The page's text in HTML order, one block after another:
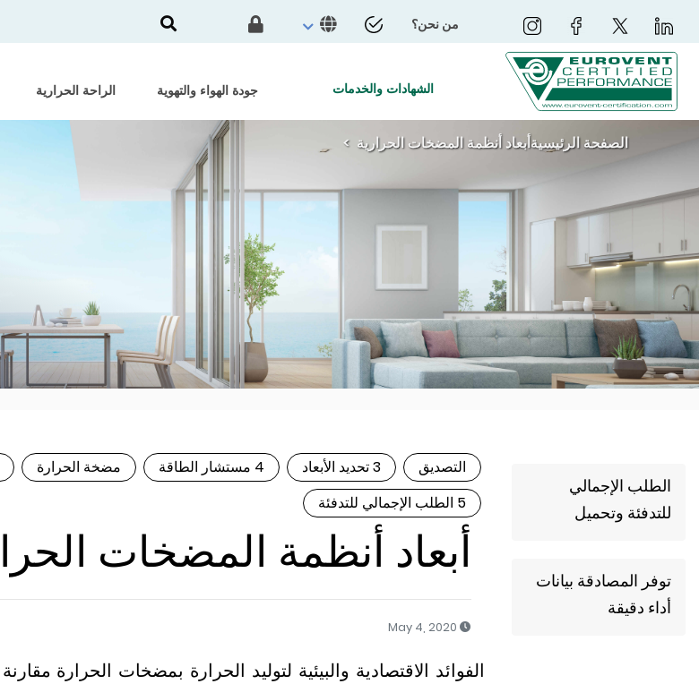
من نحن؟
الشهادات والخدمات جودة الهواء والتهوية الراحة الحرارية
الصفحة الرئيسيةأبعاد أنظمة المضخات الحرارية
الطلب الإجمالي
للتدفئة وتحميل
توفر المصادقة بيانات
أداء دقيقة
التصديق 3 تحديد الأبعاد 4 مستشار الطاقة مضخة الحرارة
5 الطلب الإجمالي للتدفئة
أبعاد أنظمة المضخات
الفوائد الاقتصادية والبيئية لتوليد الحرارة بمضخات الحرارة